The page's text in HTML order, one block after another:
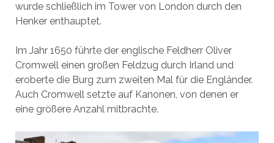
wurde schließlich im Tower von London durch den
Henker enthauptet.
Im Jahr 1650 führte der englische Feldherr Oliver
Cromwell einen großen Feldzug durch Irland und
eroberte die Burg zum zweiten Mal für die Engländer.
Auch Cromwell setzte auf Kanonen, von denen er
eine größere Anzahl mitbrachte.